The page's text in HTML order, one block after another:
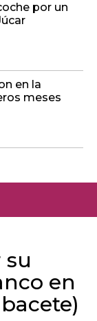
por un
en la
meses
su
en